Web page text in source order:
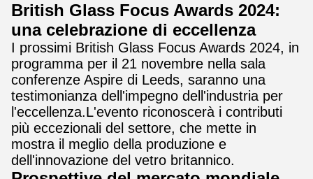
British Glass Focus Awards 2024:
una celebrazione di eccellenza
I prossimi British Glass Focus Awards 2024, in
programma per il 21 novembre nella sala
conferenze Aspire di Leeds, saranno una
testimonianza dell'impegno dell'industria per
l'eccellenza.L'evento riconoscerà i contributi
più eccezionali del settore, che mette in
mostra il meglio della produzione e
dell'innovazione del vetro britannico.